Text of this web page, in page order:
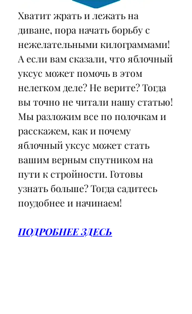
Хватит жрать и лежать на
диване, пора начать борьбу с
нежелательными килограммами!
А если вам сказали, что яблочный
уксус может помочь в этом
нелегком деле? Не верите? Тогда
вы точно не читали нашу статью!
Мы разложим все по полочкам и
расскажем, как и почему
яблочный уксус может стать
вашим верным спутником на
пути к стройности. Готовы
узнать больше? Тогда садитесь
поудобнее и начинаем!
ПОДРОБНЕЕ ЗДЕСЬ